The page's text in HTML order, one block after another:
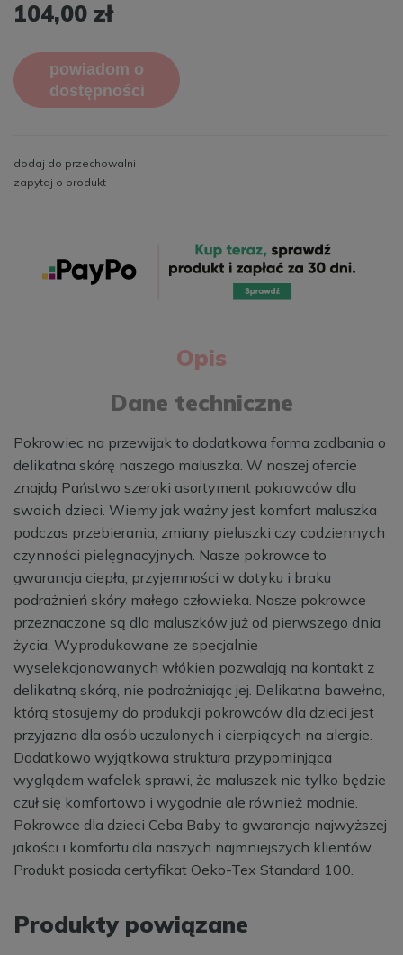
104,00 zł
powiadom o
dostępności
dodaj do przechowalni
zapytaj o produkt
Opis
Dane techniczne
Pokrowiec na przewijak to dodatkowa forma zadbania o
delikatna skórę naszego maluszka. W naszej ofercie
znajdą Państwo szeroki asortyment pokrowców dla
swoich dzieci. Wiemy jak ważny jest komfort maluszka
podczas przebierania, zmiany pieluszki czy codziennych
czynności pielęgnacyjnych. Nasze pokrowce to
gwarancja ciepła, przyjemności w dotyku i braku
podrażnień skóry małego człowieka. Nasze pokrowce
przeznaczone są dla maluszków już od pierwszego dnia
życia. Wyprodukowane ze specjalnie
wyselekcjonowanych włókien pozwalają na kontakt z
delikatną skórą, nie podrażniając jej. Delikatna bawełna,
którą stosujemy do produkcji pokrowców dla dzieci jest
przyjazna dla osób uczulonych i cierpiących na alergie.
Dodatkowo wyjątkowa struktura przypominjąca
wyglądem wafelek sprawi, że maluszek nie tylko będzie
czuł się komfortowo i wygodnie ale również modnie.
Pokrowce dla dzieci Ceba Baby to gwarancja najwyższej
jakości i komfortu dla naszych najmniejszych klientów.
Produkt posiada certyfikat Oeko-Tex Standard 100.
Produkty powiązane